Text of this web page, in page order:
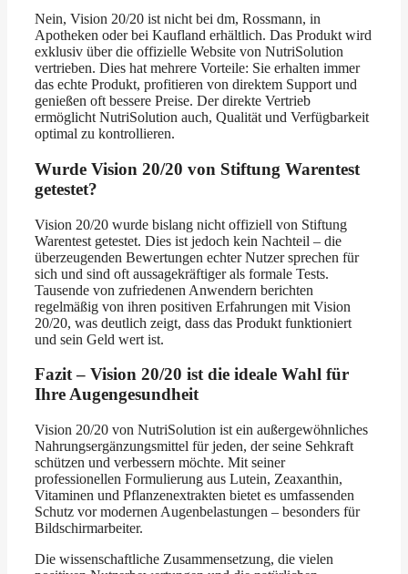
Nein, Vision 20/20 ist nicht bei dm, Rossmann, in
Apotheken oder bei Kaufland erhältlich. Das Produkt wird
exklusiv über die offizielle Website von NutriSolution
vertrieben. Dies hat mehrere Vorteile: Sie erhalten immer
das echte Produkt, profitieren von direktem Support und
genießen oft bessere Preise. Der direkte Vertrieb
ermöglicht NutriSolution auch, Qualität und Verfügbarkeit
optimal zu kontrollieren.
Wurde Vision 20/20 von Stiftung Warentest
getestet?
Vision 20/20 wurde bislang nicht offiziell von Stiftung
Warentest getestet. Dies ist jedoch kein Nachteil – die
überzeugenden Bewertungen echter Nutzer sprechen für
sich und sind oft aussagekräftiger als formale Tests.
Tausende von zufriedenen Anwendern berichten
regelmäßig von ihren positiven Erfahrungen mit Vision
20/20, was deutlich zeigt, dass das Produkt funktioniert
und sein Geld wert ist.
Fazit – Vision 20/20 ist die ideale Wahl für
Ihre Augengesundheit
Vision 20/20 von NutriSolution ist ein außergewöhnliches
Nahrungsergänzungsmittel für jeden, der seine Sehkraft
schützen und verbessern möchte. Mit seiner
professionellen Formulierung aus Lutein, Zeaxanthin,
Vitaminen und Pflanzenextrakten bietet es umfassenden
Schutz vor modernen Augenbelastungen – besonders für
Bildschirmarbeiter.
Die wissenschaftliche Zusammensetzung, die vielen